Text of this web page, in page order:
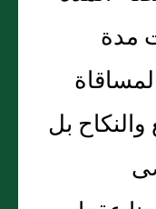
مدة
بل